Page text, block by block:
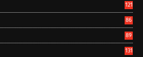
121
86
89
131